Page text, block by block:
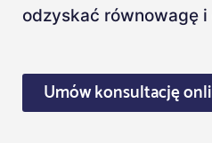
odzyskać równowagę
Umów konsultację